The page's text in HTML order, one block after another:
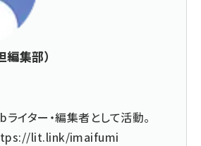
集部）
イター・編集者として活動。
lit.link/imaifumi